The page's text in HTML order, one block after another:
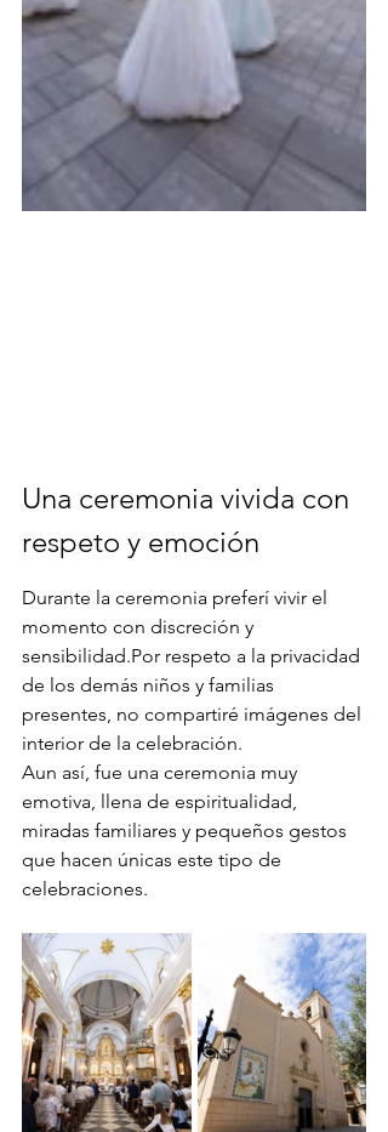
Una ceremonia vivida con
respeto y emoción
Durante la ceremonia preferí vivir el
momento con discreción y
sensibilidad.Por respeto a la privacidad
de los demás niños y familias
presentes, no compartiré imágenes del
interior de la celebración.
Aun así, fue una ceremonia muy
emotiva, llena de espiritualidad,
miradas familiares y pequeños gestos
que hacen únicas este tipo de
celebraciones.